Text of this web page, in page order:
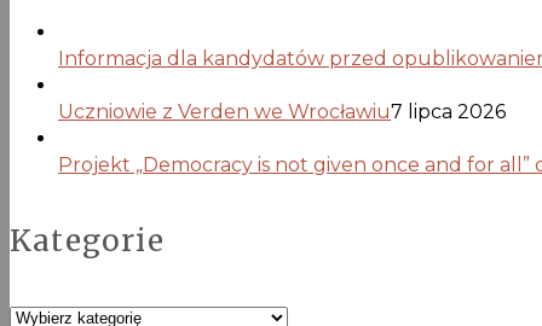
Informacja dla kandydatów przed
Uczniowie z Verden we Wrocławiu7 lipca 2026
Projekt „Democracy is not given once and for all”
Kategorie
Kategorie